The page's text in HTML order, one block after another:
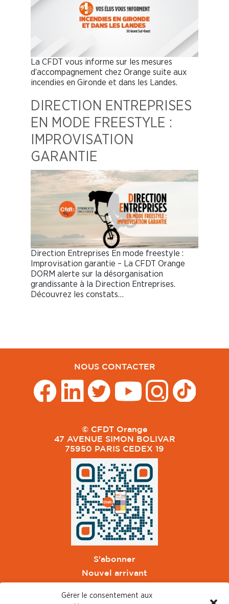
Gérer le consentement aux
La CFDT vous informe sur les mesures
d’accompagnement chez Orange suite aux
incendies en Gironde et dans les Landes.
DIRECTION ENTREPRISES
EN MODE FREESTYLE :
IMPROVISATION
GARANTIE
Direction Entreprises En mode freestyle :
Improvisation garantie – La CFDT Orange
DORM alerte sur la désorganisation
grandissante à la Direction Entreprises.
Découvrez les constats…
NOUS CONTACTER
© CFDT Orange
47 AVENUE SIMON BOLIVAR
75950 PARIS CEDEX 19
S'abonner
Nouvel arrivant